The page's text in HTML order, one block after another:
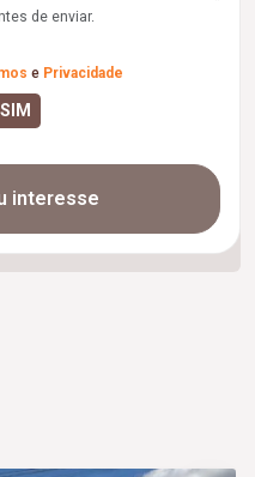
de enviar.
e Privacidade
interesse